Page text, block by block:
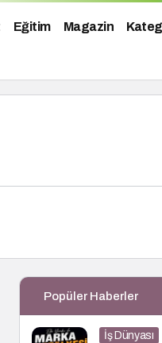
Eğitim Magazin
Popüler Haberler
İş Dünyası